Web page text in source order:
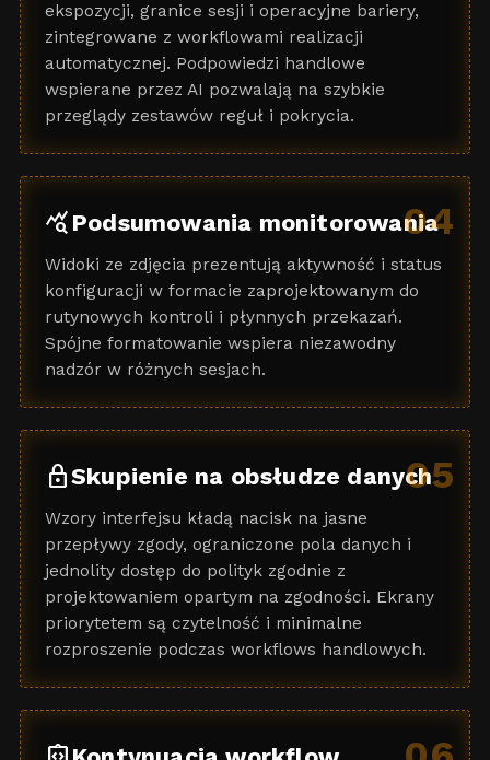
ekspozycji, granice sesji i operacyjne bariery,
zintegrowane z workflowami realizacji
automatycznej. Podpowiedzi handlowe
wspierane przez AI pozwalają na szybkie
przeglądy zestawów reguł i pokrycia.
04
query_stats Podsumowania monitorowania
Widoki ze zdjęcia prezentują aktywność i status
konfiguracji w formacie zaprojektowanym do
rutynowych kontroli i płynnych przekazań.
Spójne formatowanie wspiera niezawodny
nadzór w różnych sesjach.
05
lockSkupienie na obsłudze danych
Wzory interfejsu kładą nacisk na jasne
przepływy zgody, ograniczone pola danych i
jednolity dostęp do polityk zgodnie z
projektowaniem opartym na zgodności. Ekrany
priorytetem są czytelność i minimalne
rozproszenie podczas workflows handlowych.